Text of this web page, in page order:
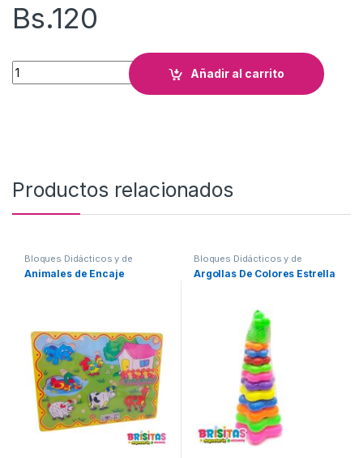
Bs.120
Autos Plantas vs Zombie Desarmables Didácticos cantidad
Añadir al carrito
Productos relacionados
Bloques Didácticos y de
aprendizaje
Animales de Encaje
Bloques Didácticos y de
aprendizaje
Argollas De Colores Estrella